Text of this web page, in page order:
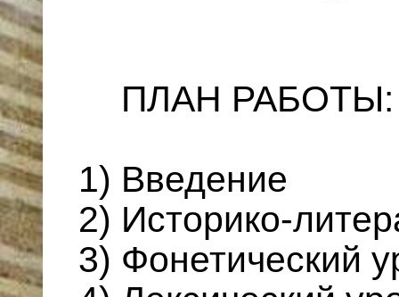
ПЛАН РАБОТЫ:
1) Введение
2) Историко-
3) Фонетический